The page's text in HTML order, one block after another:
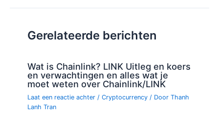
Gerelateerde berichten
Wat is Chainlink? LINK Uitleg en koers
en verwachtingen en alles wat je
moet weten over Chainlink/LINK
Laat een reactie achter /Cryptocurrency / DoorThanh
Lanh Tran